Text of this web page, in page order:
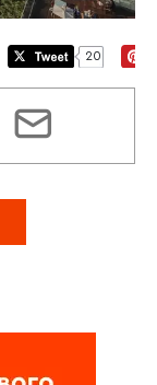
20